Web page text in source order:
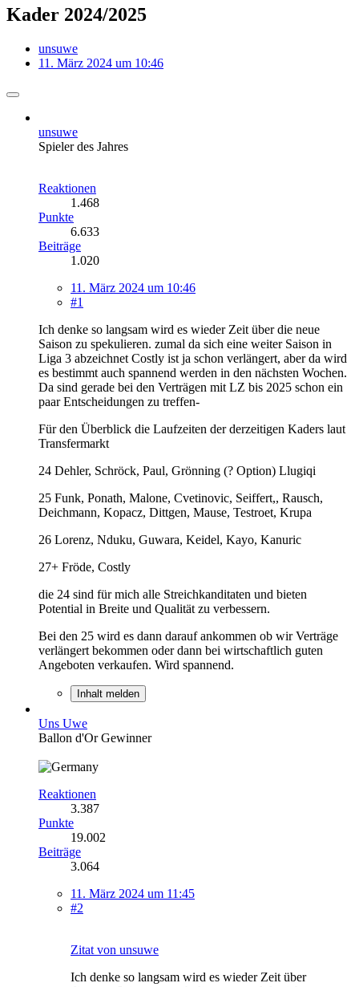
Kader 2024/2025
unsuwe
11. März 2024 um 10:46
unsuwe
Spieler des Jahres
Reaktionen
1.468
Punkte
6.633
Beiträge
1.020
11. März 2024 um 10:46
#1
Ich denke so langsam wird es wieder Zeit über die neue
Saison zu spekulieren. zumal da sich eine weiter Saison in
Liga 3 abzeichnet Costly ist ja schon verlängert, aber da wird
es bestimmt auch spannend werden in den nächsten Wochen.
Da sind gerade bei den Verträgen mit LZ bis 2025 schon ein
paar Entscheidungen zu treffen-
Für den Überblick die Laufzeiten der derzeitigen Kaders laut
Transfermarkt
24 Dehler, Schröck, Paul, Grönning (? Option) Llugiqi
25 Funk, Ponath, Malone, Cvetinovic, Seiffert,, Rausch,
Deichmann, Kopacz, Dittgen, Mause, Testroet, Krupa
26 Lorenz, Nduku, Guwara, Keidel, Kayo, Kanuric
27+ Fröde, Costly
die 24 sind für mich alle Streichkanditaten und bieten
Potential in Breite und Qualität zu verbessern.
Bei den 25 wird es dann darauf ankommen ob wir Verträge
verlängert bekommen oder dann bei wirtschaftlich guten
Angeboten verkaufen. Wird spannend.
Inhalt melden
Uns Uwe
Ballon d'Or Gewinner
Reaktionen
3.387
Punkte
19.002
Beiträge
3.064
11. März 2024 um 11:45
#2
Zitat von unsuwe
Ich denke so langsam wird es wieder Zeit über